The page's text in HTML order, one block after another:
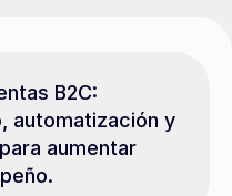
B2C:
automatización y
aumentar